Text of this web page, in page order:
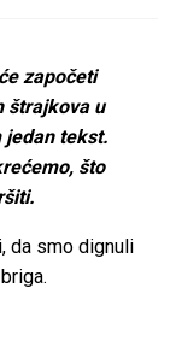
započeti
štrajkova u
jedan tekst.
što
da smo dignuli